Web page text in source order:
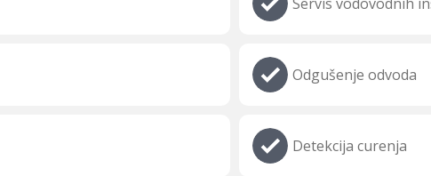
Odgušenje odvoda
Detekcija curenja